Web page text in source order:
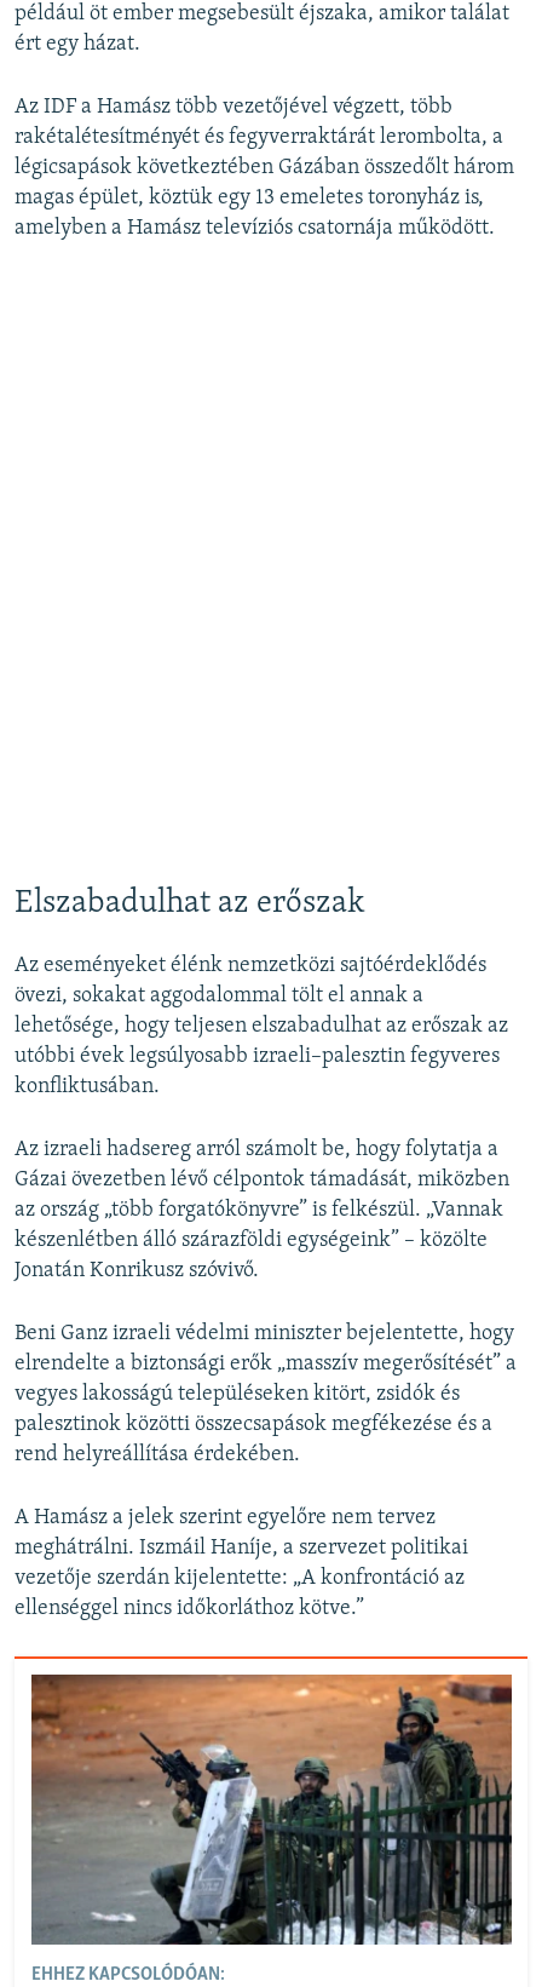
például öt ember megsebesült éjszaka, amikor találat
ért egy házat.
Az IDF a Hamász több vezetőjével végzett, több
rakétalétesítményét és fegyverraktárát lerombolta, a
légicsapások következtében Gázában összedőlt három
magas épület, köztük egy 13 emeletes toronyház is,
amelyben a Hamász televíziós csatornája működött.
Elszabadulhat az erőszak
Az eseményeket élénk nemzetközi sajtóérdeklődés
övezi, sokakat aggodalommal tölt el annak a
lehetősége, hogy teljesen elszabadulhat az erőszak az
utóbbi évek legsúlyosabb izraeli–palesztin fegyveres
konfliktusában.
Az izraeli hadsereg arról számolt be, hogy folytatja a
Gázai övezetben lévő célpontok támadását, miközben
az ország „több forgatókönyvre” is felkészül. „Vannak
készenlétben álló szárazföldi egységeink” – közölte
Jonatán Konrikusz szóvivő.
Beni Ganz izraeli védelmi miniszter bejelentette, hogy
elrendelte a biztonsági erők „masszív megerősítését” a
vegyes lakosságú településeken kitört, zsidók és
palesztinok közötti összecsapások megfékezése és a
rend helyreállítása érdekében.
A Hamász a jelek szerint egyelőre nem tervez
meghátrálni. Iszmáil Haníje, a szervezet politikai
vezetője szerdán kijelentette: „A konfrontáció az
ellenséggel nincs időkorláthoz kötve.”
EHHEZ KAPCSOLÓDÓAN: